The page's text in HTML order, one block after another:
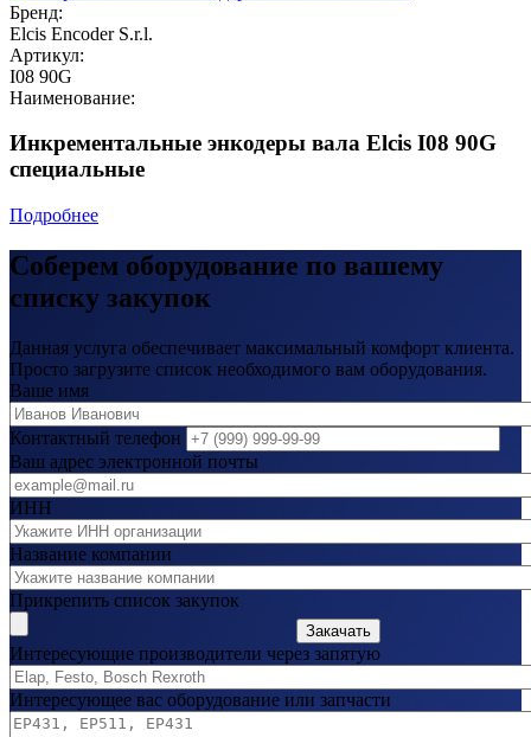
Бренд:
Elcis Encoder S.r.l.
Артикул:
I08 90G
Наименование:
Инкрементальные энкодеры вала Elcis I08 90G
специальные
Подробнее
Соберем оборудование по вашему
списку закупок
Данная услуга обеспечивает максимальный комфорт клиента.
Просто загрузите список необходимого вам оборудования.
Ваше имя
Контактный телефон
Ваш адрес электронной почты
ИНН
Название компании
Прикрепить список закупок
Закачать
Интересующие производители через запятую
Интересующее вас оборудование или запчасти